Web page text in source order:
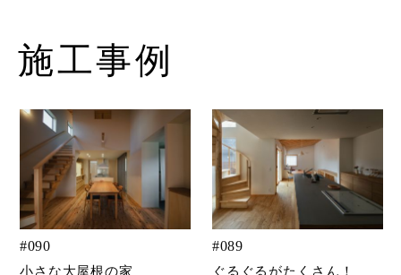
施工事例
#090
小さな大屋根の家
#089
ぐるぐるがたくさん！